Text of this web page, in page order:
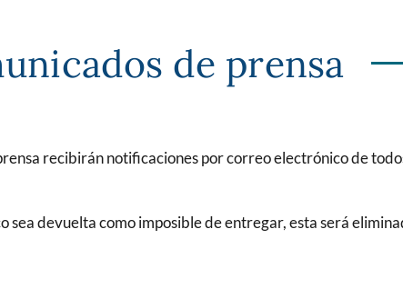
de prensa
recibirán notificaciones por correo electrónico de
devuelta como imposible de entregar, esta será